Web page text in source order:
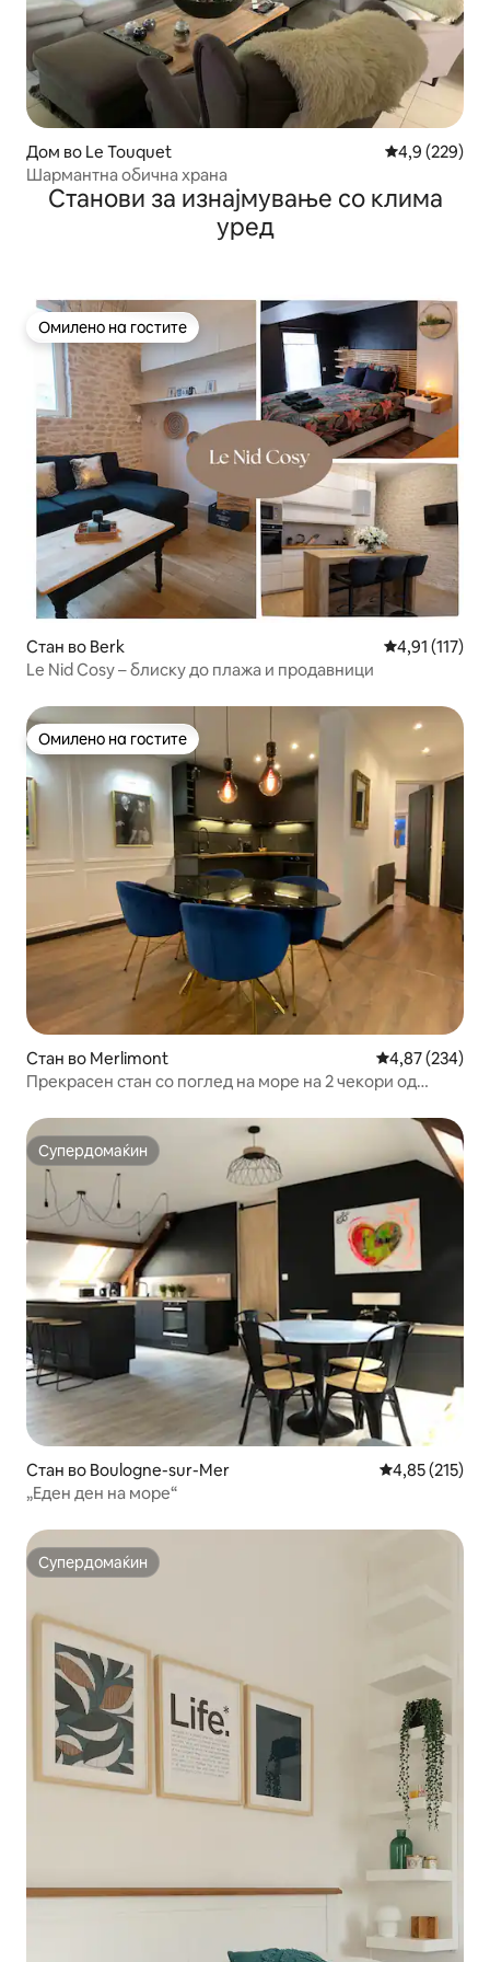
Дом во Le Touquet Просечна
4,9 (229)
Шармантна обична храна
Станови за изнајмување со клима
уред
Омилено на гостите
Омилено на гостите
Стан во Berk Просечна
4,91 (117)
Le Nid Cosy – блиску до плажа и продавници
Омилено на гостите
Омилено на гостите
Стан во Merlimont Просечна
4,87 (234)
Прекрасен стан со поглед на море на 2 чекори од
Супердомаќин
Супердомаќин
Стан во Boulogne-sur-Mer Просечна
4,85 (215)
„Еден ден на море“
Супердомаќин
Супердомаќин